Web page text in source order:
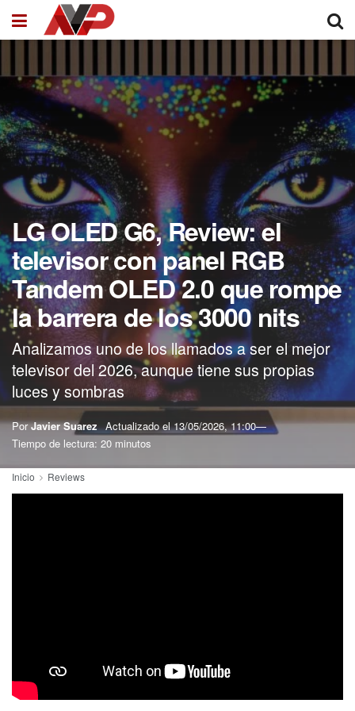
LG OLED G6, Review: el
televisor con panel RGB
Tandem OLED 2.0 que rompe
la barrera de los 3000 nits
Analizamos uno de los llamados a ser el mejor
televisor del 2026, aunque tiene sus propias
luces y sombras
Por Javier Suarez Actualizado el13/05/2026, 11:00
Tiempo de lectura: 20 minutos
Inicio Reviews